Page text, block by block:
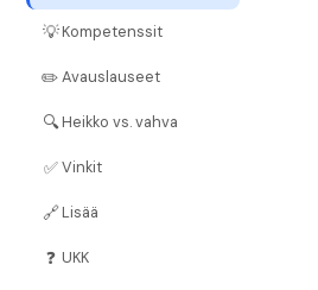
💡Kompetenssit
✏️Avauslauseet
🔍 Heikko vs. vahva
✅Vinkit
🔗Lisää
❓ UKK